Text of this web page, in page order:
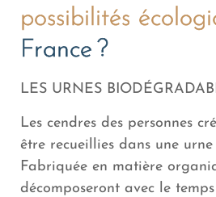
possibilités
France ?
LES URNES
Les cendres des personnes
être recueillies dans une
Fabriquée en matière
décomposeront avec le